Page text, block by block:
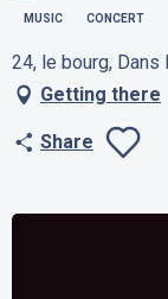
MUSIC CONCERT
24, le bourg,
Getting there
Share